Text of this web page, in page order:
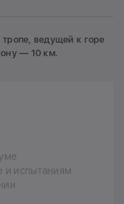
ведущей к горе
— 10 км.
и испытаниям